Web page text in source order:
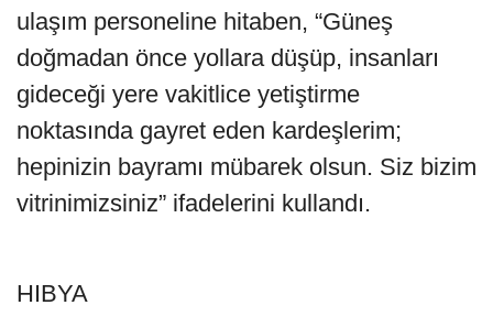
ulaşım personeline hitaben, “Güneş
doğmadan önce yollara düşüp, insanları
gideceği yere vakitlice yetiştirme
noktasında gayret eden kardeşlerim;
hepinizin bayramı mübarek olsun. Siz bizim
vitrinimizsiniz” ifadelerini kullandı.
HIBYA